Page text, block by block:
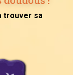
trouver sa